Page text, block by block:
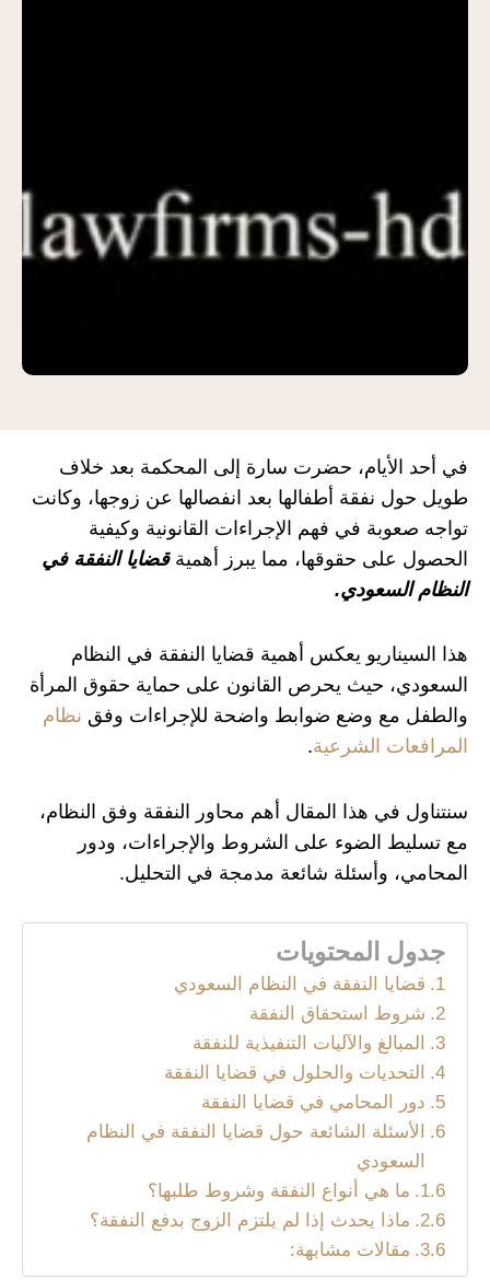
في أحد الأيام، حضرت سارة إلى المحكمة بعد خلاف
طويل حول نفقة أطفالها بعد انفصالها عن زوجها، وكانت
تواجه صعوبة في فهم الإجراءات القانونية وكيفية
الحصول على حقوقها، مما يبرز أهمية قضايا النفقة في
النظام السعودي.
هذا السيناريو يعكس أهمية قضايا النفقة في النظام
السعودي، حيث يحرص القانون على حماية حقوق المرأة
والطفل مع وضع ضوابط واضحة للإجراءات وفق نظام
المرافعات الشرعية.
سنتناول في هذا المقال أهم محاور النفقة وفق النظام،
مع تسليط الضوء على الشروط والإجراءات، ودور
المحامي، وأسئلة شائعة مدمجة في التحليل.
جدول المحتويات
قضايا النفقة في النظام السعودي
شروط استحقاق النفقة
المبالغ والآليات التنفيذية للنفقة
التحديات والحلول في قضايا النفقة
دور المحامي في قضايا النفقة
الأسئلة الشائعة حول قضايا النفقة في النظام
السعودي
ما هي أنواع النفقة وشروط طلبها؟
ماذا يحدث إذا لم يلتزم الزوج بدفع النفقة؟
مقالات مشابهة: